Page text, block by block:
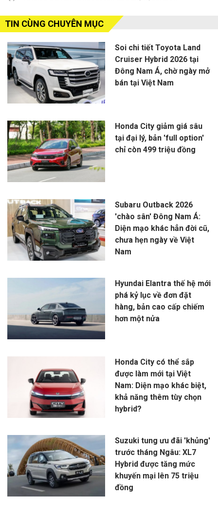
TIN CÙNG CHUYÊN MỤC
Soi chi tiết Toyota Land
Cruiser Hybrid 2026 tại
Đông Nam Á, chờ ngày mở
bán tại Việt Nam
Honda City giảm giá sâu
tại đại lý, bản 'full option'
chỉ còn 499 triệu đồng
Subaru Outback 2026
'chào sân' Đông Nam Á:
Diện mạo khác hẳn đời cũ,
chưa hẹn ngày về Việt
Nam
Hyundai Elantra thế hệ mới
phá kỷ lục về đơn đặt
hàng, bản cao cấp chiếm
hơn một nửa
Honda City có thể sắp
được làm mới tại Việt
Nam: Diện mạo khác biệt,
khả năng thêm tùy chọn
hybrid?
Suzuki tung ưu đãi 'khủng'
trước tháng Ngâu: XL7
Hybrid được tăng mức
khuyến mại lên 75 triệu
đồng